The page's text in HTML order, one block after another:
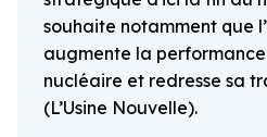
souhaite notamment que
augmente la
nucléaire et redresse sa
(L’Usine Nouvelle).